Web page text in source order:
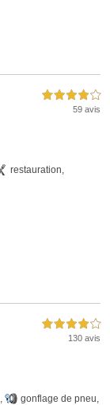
4,0 étoiles sur 5
59 avis
restauration,
4,0 étoiles sur 5
130 avis
gonflage de pneu